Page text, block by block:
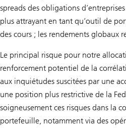
spreads des obligations
plus attrayant en tant qu’outil de
des cours ; les rendements globaux
Le principal risque pour notre
renforcement potentiel de la
aux inquiétudes suscitées par une
une position plus restrictive de la
soigneusement ces risques dans la
portefeuille, notamment via des